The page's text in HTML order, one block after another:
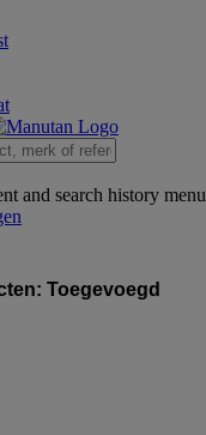
and search history menu
Toegevoegd